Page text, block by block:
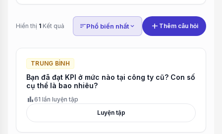
Hiển thị 1 Kết quả sortPhổ biến nhấtexpand_more add Thêm câu hỏi
TRUNG BÌNH
Bạn đã đạt KPI ở mức nào tại công ty cũ? Con số
cụ thể là bao nhiêu?
bar_chart61 lần luyện tập
Luyện tập